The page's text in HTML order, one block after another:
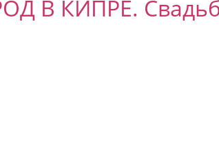
В КИПРЕ.